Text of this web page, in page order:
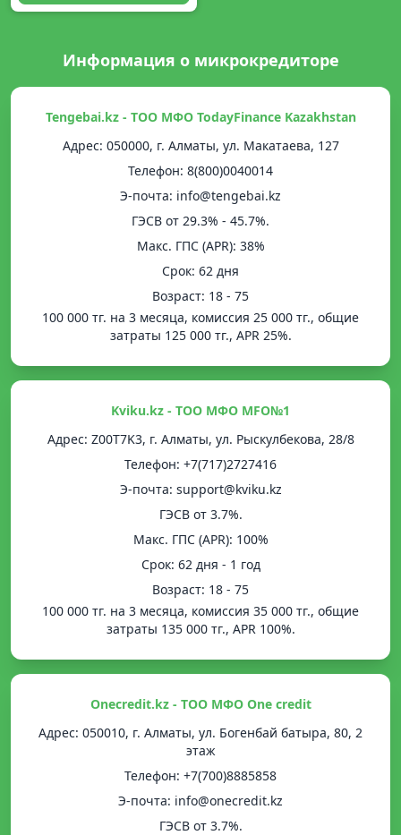
Информация о микрокредиторе
Tengebai.kz - ТОО МФО TodayFinance Kazakhstan
Адрес: 050000, г. Алматы, ул. Макатаева, 127
Телефон: 8(800)0040014
Э-почта: info@tengebai.kz
ГЭСВ от 29.3% - 45.7%.
Mакс. ГПС (APR): 38%
Срок: 62 дня
Возраст: 18 - 75
100 000 тг. на 3 месяца, комиссия 25 000 тг., общие
затраты 125 000 тг., APR 25%.
Kviku.kz - ТОО МФО MFO№1
Адрес: Z00T7K3, г. Алматы, ул. Рыскулбекова, 28/8
Телефон: +7(717)2727416
Э-почта: support@kviku.kz
ГЭСВ от 3.7%.
Mакс. ГПС (APR): 100%
Срок: 62 дня - 1 год
Возраст: 18 - 75
100 000 тг. на 3 месяца, комиссия 35 000 тг., общие
затраты 135 000 тг., APR 100%.
Onecredit.kz - ТОО МФО One credit
Адрес: 050010, г. Алматы, ул. Богенбай батыра, 80, 2
этаж
Телефон: +7(700)8885858
Э-почта: info@onecredit.kz
ГЭСВ от 3.7%.